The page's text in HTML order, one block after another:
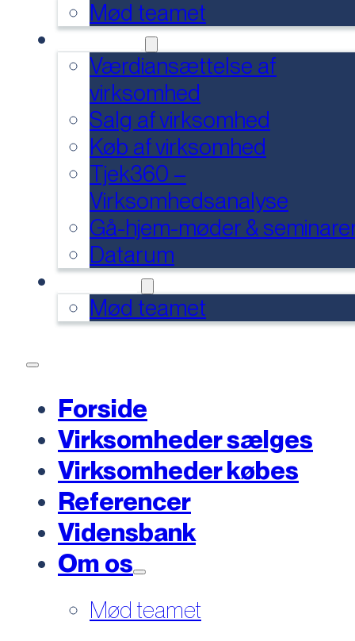
Mød teamet
Værdiansættelse af
virksomhed
Salg af virksomhed
Køb af virksomhed
Tjek360 –
Virksomhedsanalyse
Gå-hjem-møder &
Datarum
Mød teamet
Forside
Virksomheder sælges
Virksomheder købes
Referencer
Vidensbank
Om os
Mød teamet